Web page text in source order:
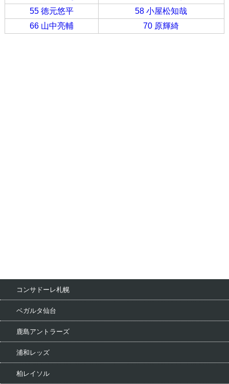
55 徳元悠平
58 小屋松知哉
66 山中亮輔
70 原輝綺
コンサドーレ札幌
ベガルタ仙台
鹿島アントラーズ
浦和レッズ
柏レイソル